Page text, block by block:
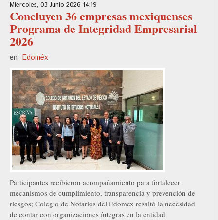
Miércoles, 03 Junio 2026 14:19
Concluyen 36 empresas mexiquenses
Programa de Integridad Empresarial
2026
en Edoméx
Participantes recibieron acompañamiento para fortalecer
mecanismos de cumplimiento, transparencia y prevención de
riesgos; Colegio de Notarios del Edomex resaltó la necesidad
de contar con organizaciones íntegras en la entidad